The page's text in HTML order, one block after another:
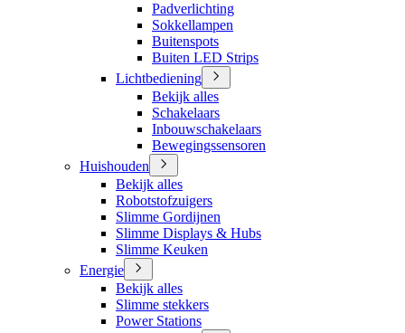
Padverlichting
Sokkellampen
Buitenspots
Buiten LED Strips
Lichtbediening
Bekijk alles
Schakelaars
Inbouwschakelaars
Bewegingssensoren
Huishouden
Bekijk alles
Robotstofzuigers
Slimme Gordijnen
Slimme Displays & Hubs
Slimme Keuken
Energie
Bekijk alles
Slimme stekkers
Power Stations